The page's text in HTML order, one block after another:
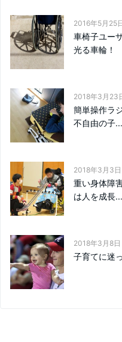
2016年5月25
車椅子ユー
光る車輪！
2018年3月23
簡単操作ラ
不自由の子...
2018年3月3日
重い身体障
は人を成長...
2018年3月8日
子育てに迷